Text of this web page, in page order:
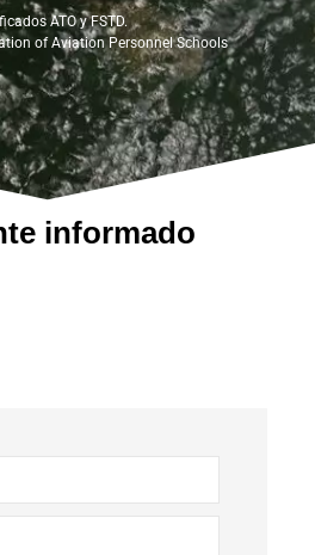
ATO y FSTD.
of Aviation Personnel Schools
informado